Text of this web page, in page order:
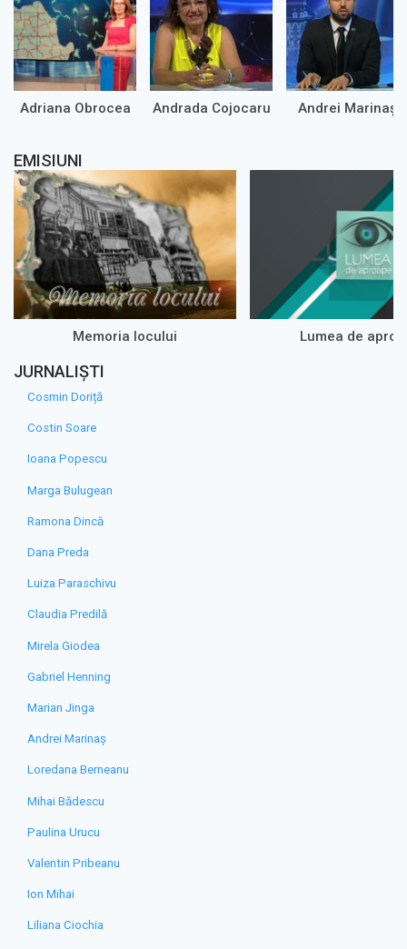
Adriana Obrocea Andrada Cojocaru Andrei Marinaș
EMISIUNI
Memoria locului Lumea de
JURNALIȘTI
Cosmin Doriță
Costin Soare
Ioana Popescu
Marga Bulugean
Ramona Dincă
Dana Preda
Luiza Paraschivu
Claudia Predilă
Mirela Giodea
Gabriel Henning
Marian Jinga
Andrei Marinaș
Loredana Berneanu
Mihai Bădescu
Paulina Urucu
Valentin Pribeanu
Ion Mihai
Liliana Ciochia